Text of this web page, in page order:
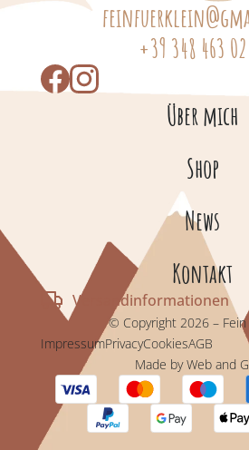
+39 348 463
Über mich
Shop
News
Kontakt
Versandinformationen
© Copyright 2026 – Fein
ImpressumPrivacyCookiesAGB
Made by Web and